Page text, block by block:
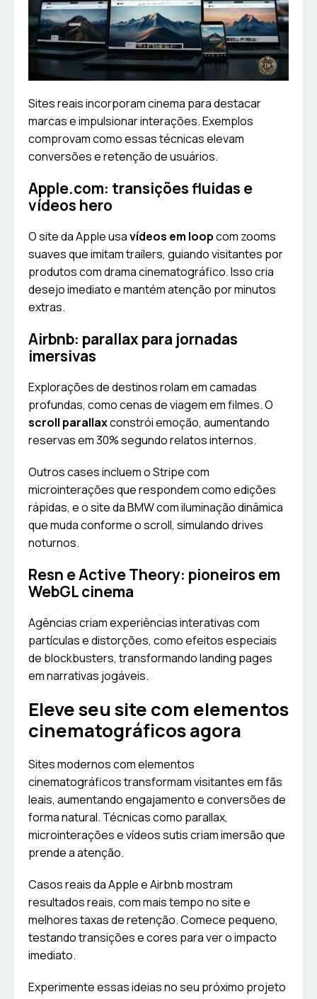
Sites reais incorporam cinema para destacar
marcas e impulsionar interações. Exemplos
comprovam como essas técnicas elevam
conversões e retenção de usuários.
Apple.com: transições fluidas e
vídeos hero
O site da Apple usavídeos em loopcom zooms
suaves que imitam trailers, guiando visitantes por
produtos com drama cinematográfico. Isso cria
desejo imediato e mantém atenção por minutos
extras.
Airbnb: parallax para jornadas
imersivas
Explorações de destinos rolam em camadas
profundas, como cenas de viagem em filmes. O
scroll parallaxconstrói emoção, aumentando
reservas em 30% segundo relatos internos.
Outros cases incluem o Stripe com
microinterações que respondem como edições
rápidas, e o site da BMW com iluminação dinâmica
que muda conforme o scroll, simulando drives
noturnos.
Resn e Active Theory: pioneiros em
WebGL cinema
Agências criam experiências interativas com
partículas e distorções, como efeitos especiais
de blockbusters, transformando landing pages
em narrativas jogáveis.
Eleve seu site com elementos
cinematográficos agora
Sites modernos com elementos
cinematográficos transformam visitantes em fãs
leais, aumentando engajamento e conversões de
forma natural. Técnicas como parallax,
microinterações e vídeos sutis criam imersão que
prende a atenção.
Casos reais da Apple e Airbnb mostram
resultados reais, com mais tempo no site e
melhores taxas de retenção. Comece pequeno,
testando transições e cores para ver o impacto
imediato.
Experimente essas ideias no seu próximo projeto